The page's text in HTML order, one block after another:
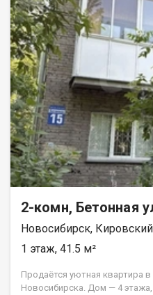
информации по телефону.
Номер в базе: 11789005
2-комн, Бетонная
Новосибирск,
1 этаж, 41.5 м²
Продаётся уютная квартира
Новосибирска. Дом — 4